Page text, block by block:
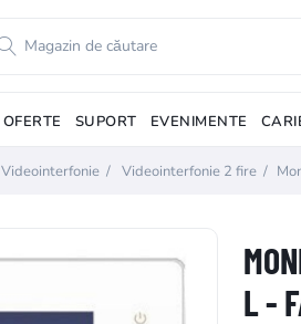
OFERTE SUPORT EVENIMENTE
Videointerfonie / Videointerfonie 2 fire /
L -